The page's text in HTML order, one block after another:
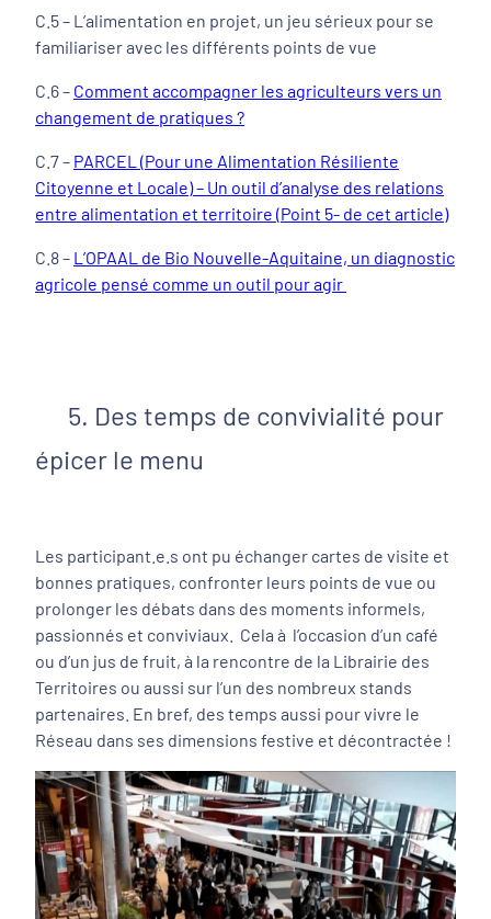
C.5 – L’alimentation en projet, un jeu sérieux pour se
familiariser avec les différents points de vue
C.6 – Comment accompagner les agriculteurs vers un
changement de pratiques ?
C.7 – PARCEL (Pour une Alimentation Résiliente
Citoyenne et Locale) – Un outil d’analyse des relations
entre alimentation et territoire (Point 5- de cet article)
C.8 – L’OPAAL de Bio Nouvelle-Aquitaine, un diagnostic
agricole pensé comme un outil pour agir
5. Des temps de convivialité pour
épicer le menu
Les participant.e.s ont pu échanger cartes de visite et
bonnes pratiques, confronter leurs points de vue ou
prolonger les débats dans des moments informels,
passionnés et conviviaux. Cela à l’occasion d’un café
ou d’un jus de fruit, à la rencontre de la Librairie des
Territoires ou aussi sur l’un des nombreux stands
partenaires. En bref, des temps aussi pour vivre le
Réseau dans ses dimensions festive et décontractée !